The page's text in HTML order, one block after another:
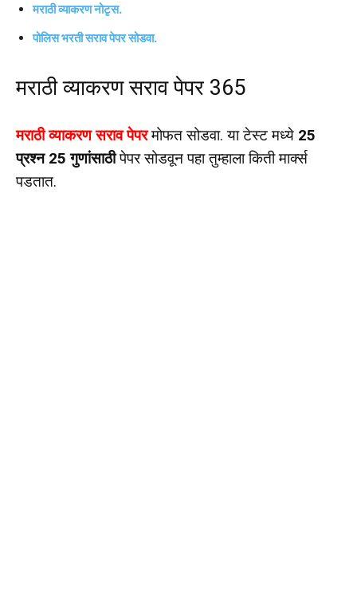
मराठी व्याकरण नोटृस.
पोलिस भरती सराव पेपर सोडवा.
मराठी व्याकरण सराव पेपर 365
मराठी व्याकरण सराव पेपरमोफत सोडवा. या टेस्ट मध्ये 25
प्रश्न 25 गुणांसाठीपेपर सोडवून पहा तुम्हाला किती मार्क्स
पडतात.